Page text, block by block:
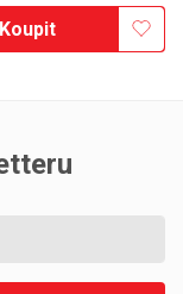
Koupit